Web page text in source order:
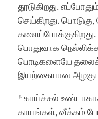
தூடுகிறது.
செய்கிறது.
பொதுவாக
பொடிகளையே
இயற்கையான
* காய்ச்சல்
காயங்கள், வீக்கம்